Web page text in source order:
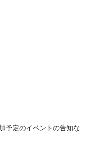
予定のイベントの告知な